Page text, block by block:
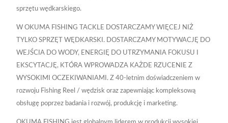
sprzętu wędkarskiego.
W OKUMA FISHING TACKLE DOSTARCZAMY WIĘCEJ NIŻ
TYLKO SPRZĘT WĘDKARSKI. DOSTARCZAMY MOTYWACJĘ DO
WEJŚCIA DO WODY, ENERGIĘ DO UTRZYMANIA FOKUSU I
EKSCYTACJĘ, KTÓRA WPROWADZA KAŻDE RZUCENIE Z
WYSOKIMI OCZEKIWANIAMI. Z 40-letnim doświadczeniem w
rozwoju Fishing Reel / wędzisk oraz zapewniając kompleksową
obsługę poprzez badania i rozwój, produkcję i marketing.